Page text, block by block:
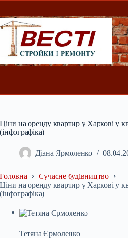
Перейти
вмісту
Ціни на оренду квартир у Харкові у
(інфографіка)
Діана Ярмоленко
Головна
Сучасне будівництво
Ціни на оренду квартир у Харкові у
(інфографіка)
Тетяна Єрмоленко